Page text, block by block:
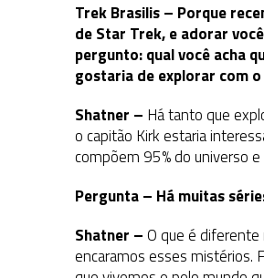
Trek Brasilis – Porque
de Star Trek, e adorar
pergunto: qual você acha
gostaria de explorar com
Shatner – Há tanto que
o capitão Kirk estaria
compõem 95% do universo
Pergunta – Há muitas
Shatner – O que é
encaramos esses mistérios.